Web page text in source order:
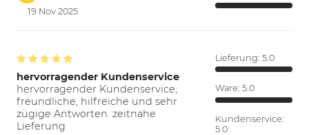
19 Nov 2025
hervorragender Kundenservice
hervorragender Kundenservice;
freundliche, hilfreiche und sehr
zügige Antworten. zeitnahe
Lieferung
Lieferung: 5.0
Ware: 5.0
Kundenservice:
5.0